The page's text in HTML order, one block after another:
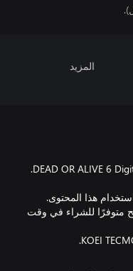
المزيد
متوفرًا للشراء في وقت